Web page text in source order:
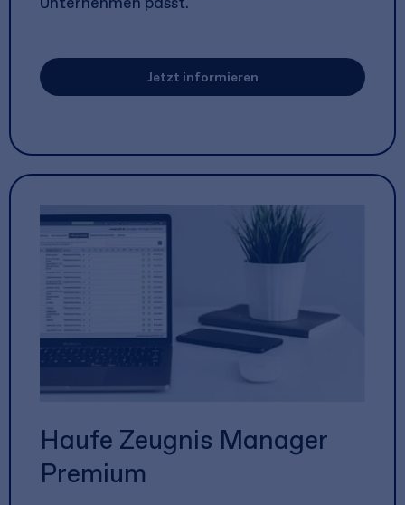
Jetzt informieren
Haufe Zeugnis Manager
Premium